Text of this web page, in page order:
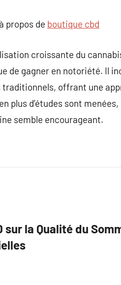
propos de boutique cbd
croissante du
de gagner en notoriété. Il
offrant une
plus d’études sont
semble encourageant.
sur la Qualité du